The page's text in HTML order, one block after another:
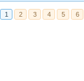
1 2 3 4 5 6